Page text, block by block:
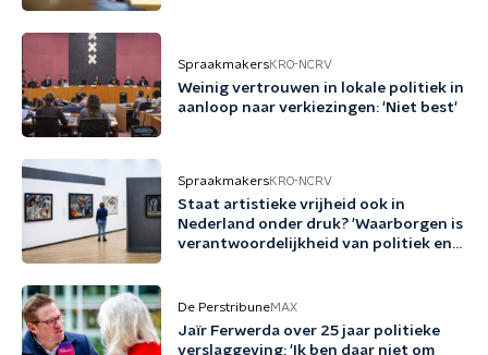
SpraakmakersKRO-NCRV
Weinig vertrouwen in lokale politiek in
aanloop naar verkiezingen: 'Niet best'
SpraakmakersKRO-NCRV
Staat artistieke vrijheid ook in
Nederland onder druk? 'Waarborgen is
verantwoordelijkheid van politiek en
De PerstribuneMAX
Jaïr Ferwerda over 25 jaar politieke
verslaggeving: 'Ik ben daar niet om